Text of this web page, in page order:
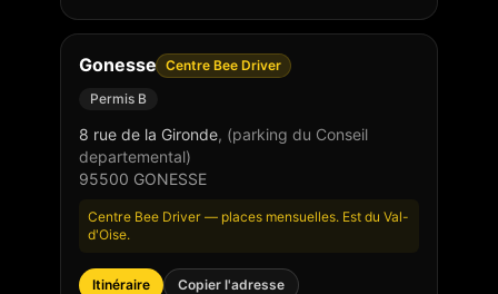
Gonesse Centre Bee Driver
Permis B
8 rue de la Gironde, (parking du Conseil
departemental)
95500 GONESSE
Centre Bee Driver — places mensuelles. Est du Val-
d'Oise.
Itinéraire Copier l'adresse